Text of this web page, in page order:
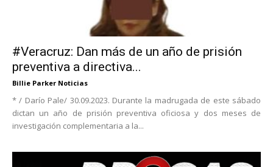
#Veracruz: Dan más de un año de prisión
preventiva a directiva...
Billie Parker Noticias
* / Darío Pale/ 30.09.2023. Durante la madrugada de este sábado
dictan un año de prisión preventiva oficiosa y dos meses de
investigación complementaria a la...